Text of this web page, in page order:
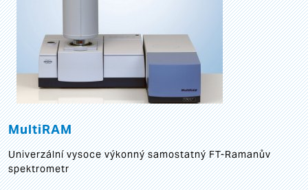
MultiRAM
Univerzální vysoce výkonný samostatný FT-Ramanův
spektrometr